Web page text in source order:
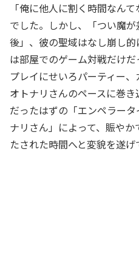
「俺に他人に割く時間なんて
でした。しかし、「つい魔
後」、彼の聖域はなし崩し
は部屋でのゲーム対戦だけ
プレイにせいろパーティー
オトナリさんのペースに巻
だったはずの「エンペラー
ナリさん」によって、賑や
たされた時間へと変貌を遂げ